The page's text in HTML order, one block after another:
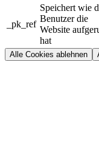
_pk_ref
Speichert wie
Benutzer die
Website
hat
Alle Cookies ablehnen